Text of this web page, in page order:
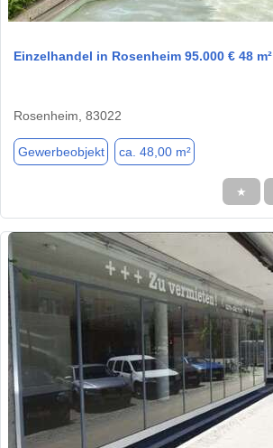
Einzelhandel in Rosenheim 95.000 € 48 m²
Rosenheim, 83022
Gewerbeobjekt ca. 48,00 m²
★